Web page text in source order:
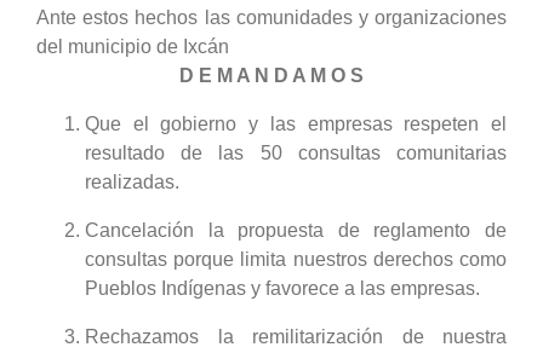
Ante estos hechos las comunidades y organizaciones
del municipio de Ixcán
D E M A N D A M O S
Que el gobierno y las empresas respeten el
resultado de las 50 consultas comunitarias
realizadas.
Cancelación la propuesta de reglamento de
consultas porque limita nuestros derechos como
Pueblos Indígenas y favorece a las empresas.
Rechazamos la remilitarización de nuestra